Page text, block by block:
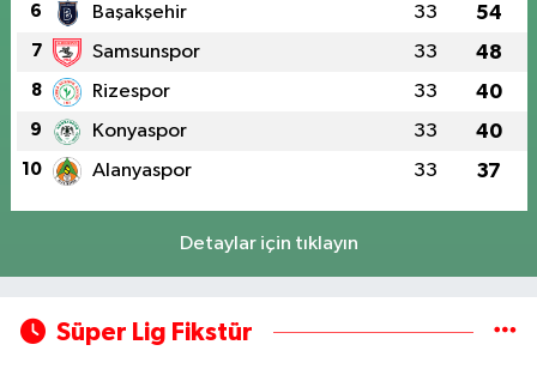
6 Başakşehir 33 54
7 Samsunspor 33 48
8 Rizespor 33 40
9 Konyaspor 33 40
10 Alanyaspor 33 37
Detaylar için tıklayın
Süper Lig Fikstür